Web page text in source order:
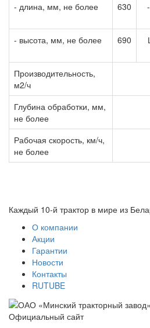
- длина, мм, не более 630
- высота, мм, не более 690
Производительность,
м2/ч
Глубина обработки, мм,
не более
Рабочая скорость, км/ч,
не более
Каждый 10-й трактор в мире из
О компании
Акции
Гарантии
Новости
Контакты
RUTUBE
Официальный сайт